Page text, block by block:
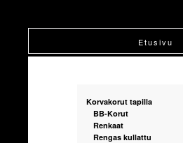
Etusivu
Korvakorut tapilla
BB-Korut
Renkaat
Rengas kullattu